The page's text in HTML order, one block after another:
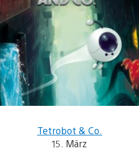
Tetrobot & Co.
15. März